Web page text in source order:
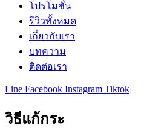
โปรโมชั่น
รีวิวทั้งหมด
เกี่ยวกับเรา
บทความ
ติดต่อเรา
Line Facebook Instagram Tiktok
วิธีแก้กระ